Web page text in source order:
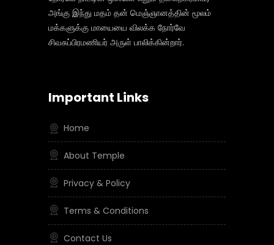
அங்கு இந்து மதம் தன் மெஞ்ஞானத்தின் மூலம்
மக்களுக்கு மாயையை விலக்க நோர்வே
சிவசுப்பிரமணியர் அருள் பாலிக்கின்றார்.
Important Links
Home
About Temple
Privacy & Policy
Terms & Conditions
Contact Us